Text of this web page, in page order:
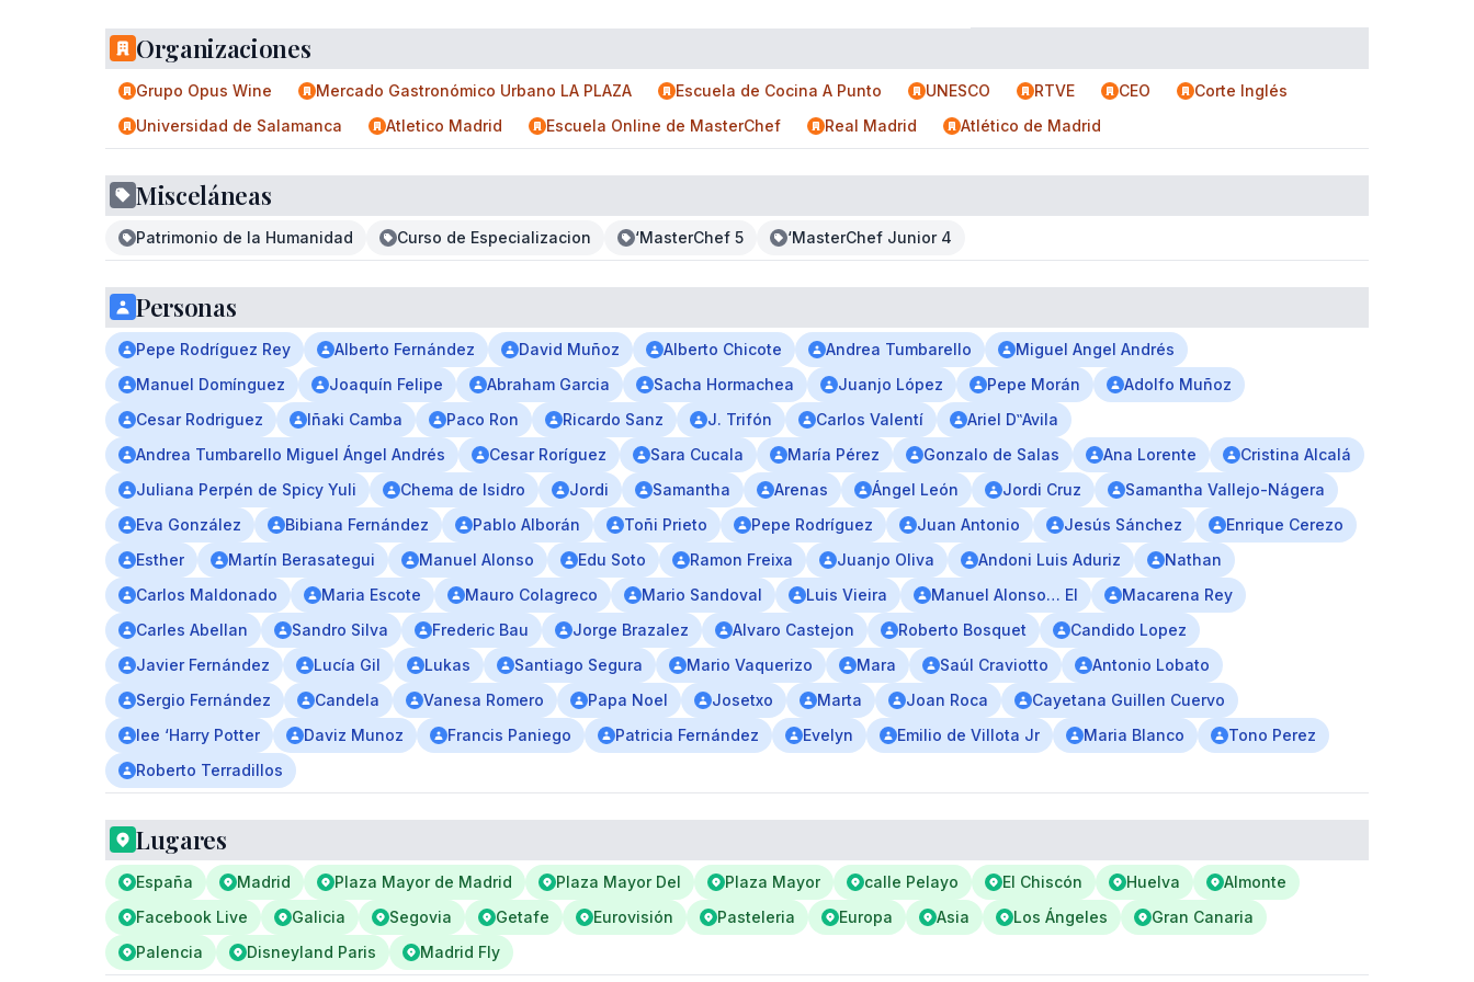
Organizaciones
Grupo Opus Wine Mercado Gastronómico Urbano LA PLAZA Escuela de Cocina A Punto UNESCO RTVE CEO
Corte Inglés
Universidad de Salamanca
Atletico Madrid Escuela Online de MasterChef Real Madrid Atlético de Madrid
Misceláneas
Patrimonio de la Humanidad Curso de Especializacion ‘MasterChef 5 ‘MasterChef Junior 4
Personas
Pepe Rodríguez Rey Alberto Fernández David Muñoz Alberto Chicote Andrea Tumbarello
Miguel Angel Andrés
Manuel Domínguez
Joaquín Felipe Abraham Garcia Sacha Hormachea Juanjo López Pepe Morán
Adolfo Muñoz
Cesar Rodriguez
Iñaki Camba Paco Ron Ricardo Sanz J. Trifón Carlos Valentí
Ariel D‟Avila
Andrea Tumbarello Miguel Ángel Andrés
Cesar Roríguez Sara Cucala María Pérez Gonzalo de Salas Ana Lorente
Cristina Alcalá
Juliana Perpén de Spicy Yuli
Chema de Isidro Jordi Samantha Arenas Ángel León Jordi Cruz
Samantha Vallejo-Nágera
Eva González
Bibiana Fernández Pablo Alborán Toñi Prieto Pepe Rodríguez Juan Antonio Jesús Sánchez
Enrique Cerezo
Esther
Martín Berasategui Manuel Alonso Edu Soto Ramon Freixa Juanjo Oliva Andoni Luis Aduriz
Nathan
Carlos Maldonado
Maria Escote Mauro Colagreco Mario Sandoval Luis Vieira Manuel Alonso… El
Macarena Rey
Carles Abellan
Sandro Silva Frederic Bau Jorge Brazalez Alvaro Castejon Roberto Bosquet
Candido Lopez
Javier Fernández
Lucía Gil Lukas Santiago Segura Mario Vaquerizo Mara Saúl Craviotto
Antonio Lobato
Sergio Fernández
Candela Vanesa Romero Papa Noel Josetxo Marta Joan Roca
Cayetana Guillen Cuervo
lee ‘Harry Potter
Daviz Munoz Francis Paniego Patricia Fernández Evelyn Emilio de Villota Jr Maria Blanco
Tono Perez
Roberto Terradillos
Lugares
España Madrid Plaza Mayor de Madrid Plaza Mayor Del Plaza Mayor calle Pelayo El Chiscón Huelva
Almonte
Facebook Live
Galicia Segovia Getafe Eurovisión Pasteleria Europa Asia Los Ángeles
Gran Canaria
Palencia
Disneyland Paris Madrid Fly